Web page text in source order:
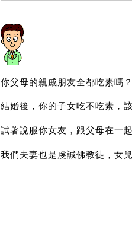
你父母的親戚朋友全都吃素嗎
結婚後，你的子女吃不吃素，
試著說服你女友，跟父母在一
我們夫妻也是虔誠佛教徒，女